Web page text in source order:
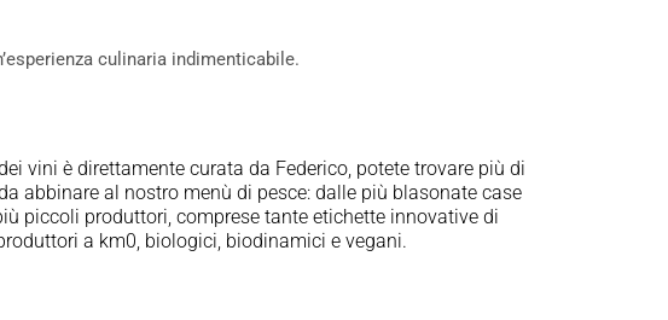
culinaria indimenticabile.
vini è direttamente curata da Federico, potete trovare più di
abbinare al nostro menù di pesce: dalle più blasonate case
piccoli produttori, comprese tante etichette innovative di
a km0, biologici, biodinamici e vegani.